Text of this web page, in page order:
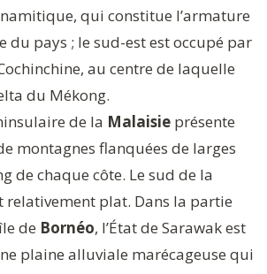
qui constitue l’armature
du pays ; le sud-est est occupé par
au centre de laquelle
du Mékong.
de la Malaisie présente
montagnes flanquées de larges
de chaque côte. Le sud de la
relativement plat. Dans la partie
de Bornéo, l’État de Sarawak est
plaine alluviale marécageuse qui